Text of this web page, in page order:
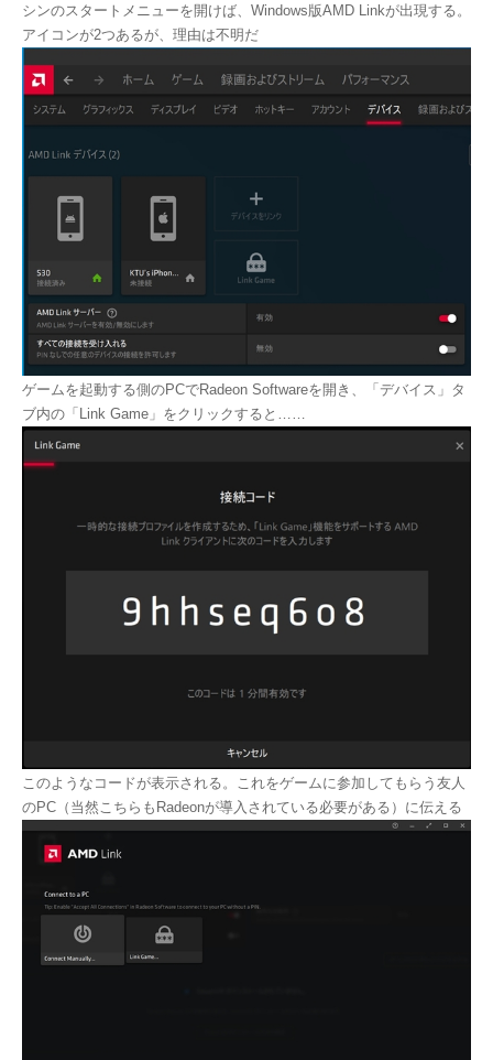
シンのスタートメニューを開けば、Windows版AMD Linkが出現する。
アイコンが2つあるが、理由は不明だ
ゲームを起動する側のPCでRadeon Softwareを開き、「デバイス」タ
ブ内の「Link Game」をクリックすると……
このようなコードが表示される。これをゲームに参加してもらう友人
のPC（当然こちらもRadeonが導入されている必要がある）に伝える